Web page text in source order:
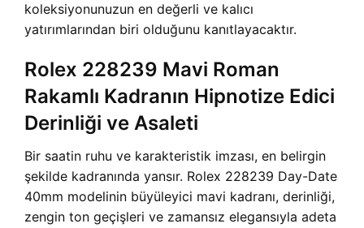
koleksiyonunuzun en değerli ve kalıcı
yatırımlarından biri olduğunu kanıtlayacaktır.
Rolex 228239 Mavi Roman
Rakamlı Kadranın Hipnotize Edici
Derinliği ve Asaleti
Bir saatin ruhu ve karakteristik imzası, en belirgin
şekilde kadranında yansır. Rolex 228239 Day-Date
40mm modelinin büyüleyici mavi kadranı, derinliği,
zengin ton geçişleri ve zamansız elegansıyla adeta